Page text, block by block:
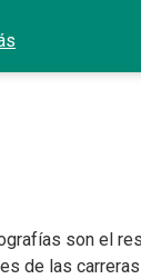
son el
de las